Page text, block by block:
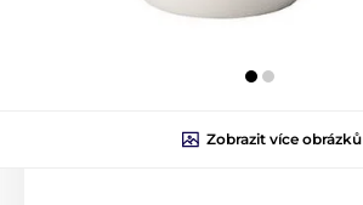
Zobrazit více obrázků